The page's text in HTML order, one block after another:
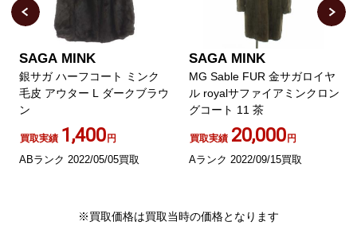
SAGA MINK
銀サガ ハーフコート ミンク
毛皮 アウター L ダークブラウ
ン
買取実績 1,400円
ABランク 2022/05/05買取
SAGA MINK
MG Sable FUR 金サガロイヤ
ル royalサファイアミンクロン
グコート 11 茶
買取実績 20,000円
Aランク 2022/09/15買取
※買取価格は買取当時の価格となります